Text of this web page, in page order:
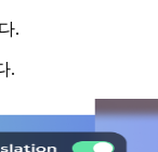
.
.